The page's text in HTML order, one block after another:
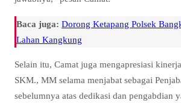
Baca juga: Dorong Ketapang Polsek
Lahan Kangkung
Selain itu, Camat juga mengapresiasi
SKM., MM selama menjabat sebagai
sebelumnya atas dedikasi dan pengabdian